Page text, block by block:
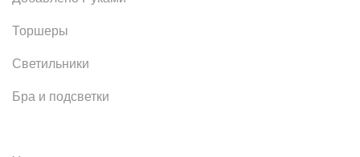
Торшеры
Светильники
Бра и подсветки